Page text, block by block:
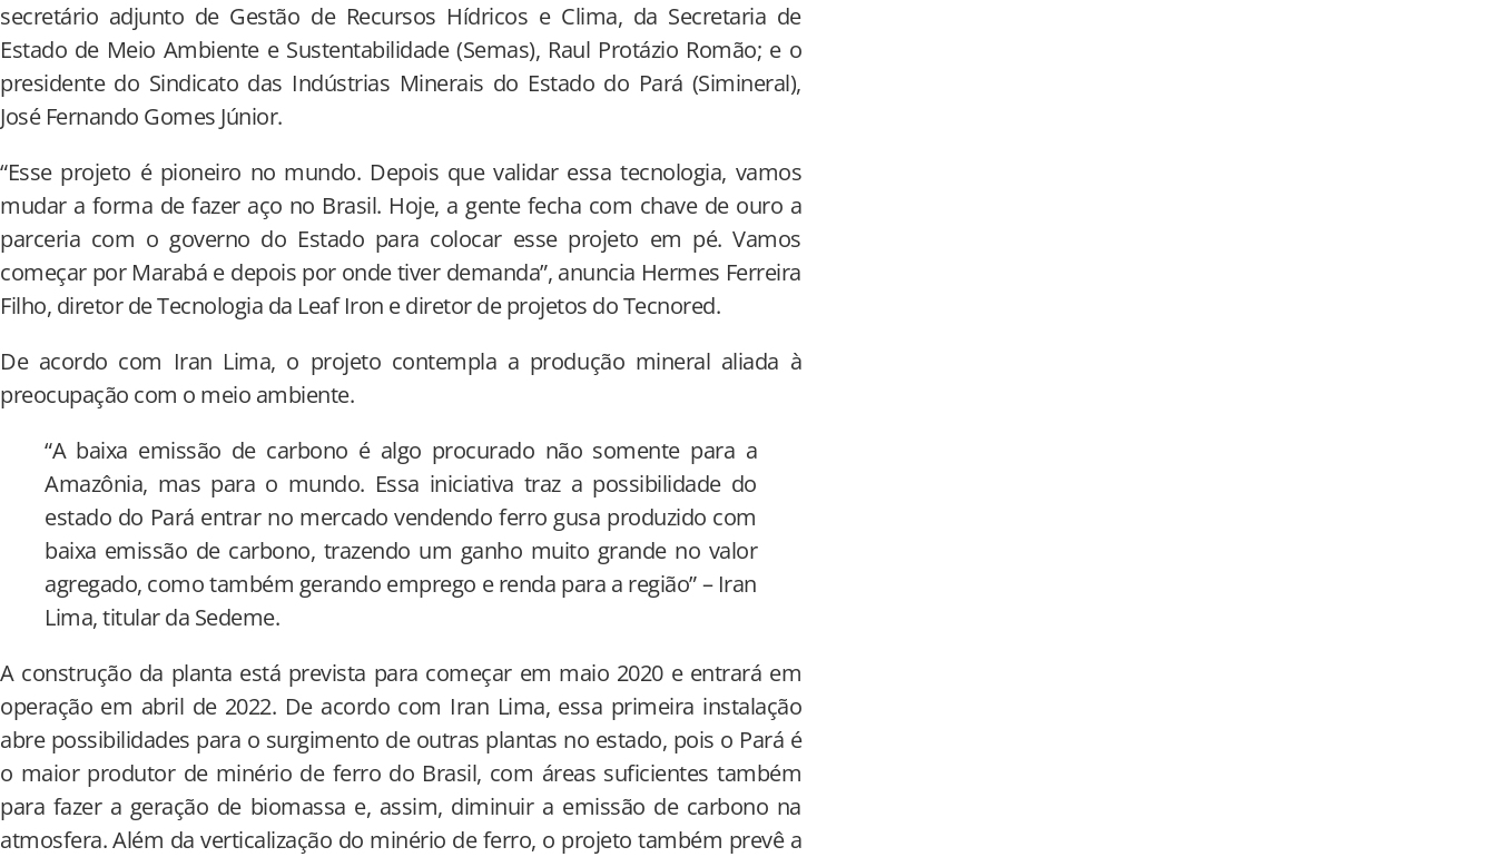
secretário adjunto de Gestão de Recursos Hídricos e Clima, da Secretaria de
Estado de Meio Ambiente e Sustentabilidade (Semas), Raul Protázio Romão; e o
presidente do Sindicato das Indústrias Minerais do Estado do Pará (Simineral),
José Fernando Gomes Júnior.
“Esse projeto é pioneiro no mundo. Depois que validar essa tecnologia, vamos
mudar a forma de fazer aço no Brasil. Hoje, a gente fecha com chave de ouro a
parceria com o governo do Estado para colocar esse projeto em pé. Vamos
começar por Marabá e depois por onde tiver demanda”, anuncia Hermes Ferreira
Filho, diretor de Tecnologia da Leaf Iron e diretor de projetos do Tecnored.
De acordo com Iran Lima, o projeto contempla a produção mineral aliada à
preocupação com o meio ambiente.
“A baixa emissão de carbono é algo procurado não somente para a
Amazônia, mas para o mundo. Essa iniciativa traz a possibilidade do
estado do Pará entrar no mercado vendendo ferro gusa produzido com
baixa emissão de carbono, trazendo um ganho muito grande no valor
agregado, como também gerando emprego e renda para a região” – Iran
Lima, titular da Sedeme.
A construção da planta está prevista para começar em maio 2020 e entrará em
operação em abril de 2022. De acordo com Iran Lima, essa primeira instalação
abre possibilidades para o surgimento de outras plantas no estado, pois o Pará é
o maior produtor de minério de ferro do Brasil, com áreas suficientes também
para fazer a geração de biomassa e, assim, diminuir a emissão de carbono na
atmosfera. Além da verticalização do minério de ferro, o projeto também prevê a